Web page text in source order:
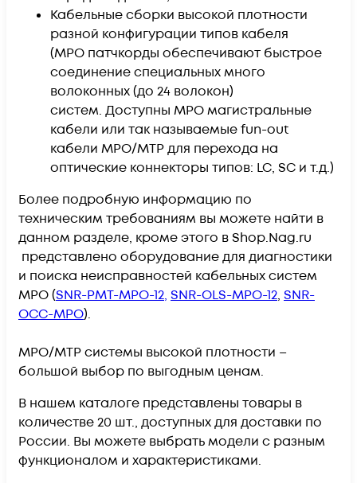
Кабельные сборки высокой плотности
разной конфигурации типов кабеля
(MPO патчкорды обеспечивают быстрое
соединение специальных много
волоконных (до 24 волокон)
систем. Доступны MPO магистральные
кабели или так называемые fun-out
кабели MPO/МТР для перехода на
оптические коннекторы типов: LC, SC и т.д.)
Более подробную информацию по
техническим требованиям вы можете найти в
данном разделе, кроме этого в Shop.Nag.ru
представлено оборудование для диагностики
и поиска неисправностей кабельных систем
MPO (SNR-PMT-MPO-12, SNR-OLS-MPO-12, SNR-
OCC-MPO).
MPO/MTP системы высокой плотности –
большой выбор по выгодным ценам.
В нашем каталоге представлены товары в
количестве 20 шт., доступных для доставки по
России. Вы можете выбрать модели с разным
функционалом и характеристиками.